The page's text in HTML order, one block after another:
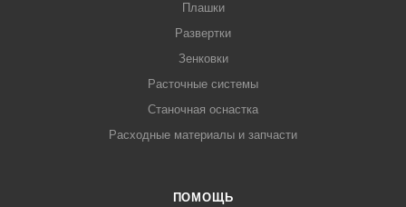
Плашки
Развертки
Зенковки
Расточные системы
Станочная оснастка
Расходные материалы и запчасти
ПОМОЩЬ